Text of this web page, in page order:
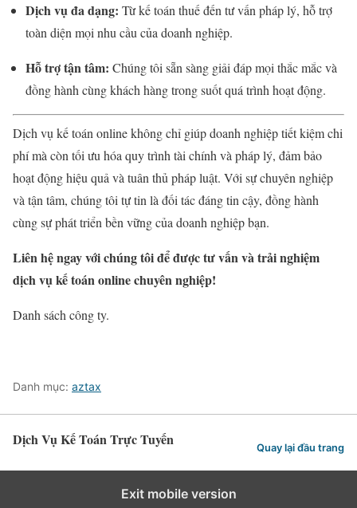
Dịch vụ đa dạng: Từ kế toán thuế đến tư vấn pháp lý, hỗ trợ
toàn diện mọi nhu cầu của doanh nghiệp.
Hỗ trợ tận tâm: Chúng tôi sẵn sàng giải đáp mọi thắc mắc và
đồng hành cùng khách hàng trong suốt quá trình hoạt động.
Dịch vụ kế toán online không chỉ giúp doanh nghiệp tiết kiệm chi
phí mà còn tối ưu hóa quy trình tài chính và pháp lý, đảm bảo
hoạt động hiệu quả và tuân thủ pháp luật. Với sự chuyên nghiệp
và tận tâm, chúng tôi tự tin là đối tác đáng tin cậy, đồng hành
cùng sự phát triển bền vững của doanh nghiệp bạn.
Liên hệ ngay với chúng tôi để được tư vấn và trải nghiệm
dịch vụ kế toán online chuyên nghiệp!
Danh sách công ty.
Danh mục: aztax
Dịch Vụ Kế Toán Trực Tuyến Quay lại đầu trang
Exit mobile version